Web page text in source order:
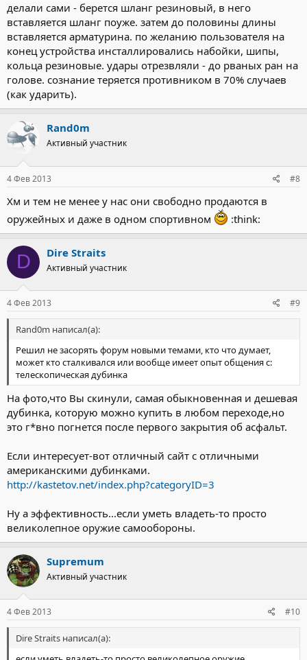
делали сами - берется шланг резиновый, в него
вставляется шланг поуже. затем до половины длины
вставляется арматурина. по желанию пользователя на
конец устройства инсталлировались набойки, шипы,
кольца резиновые. удары отрезвляли - до рваных ран на
голове. сознание теряется противником в 70% случаев
(как ударить).
Rand0m
Активный участник
4 Фев 2013 #8
Хм и тем не менее у нас они свободно продаются в
оружейных и даже в одном спортивном
:think:
D Dire Straits
Активный участник
4 Фев 2013 #9
Rand0m написал(а):
Решил не засорять форум новыми темами, кто что думает,
может кто сталкивался или вообще имеет опыт общения с:
телескопическая дубинка
На фото,что Вы скинули, самая обыкновенная и дешевая
дубинка, которую можно купить в любом переходе,но
это г*вно погнется после первого закрытия об асфальт.
Если интересует-вот отличный сайт с отличными
американскими дубинками.
http://kastetov.net/index.php?categoryID=3
Ну а эффективность...если уметь владеть-то просто
великолепное оружие самообороны.
Supremum
Активный участник
4 Фев 2013 #10
Dire Straits написал(а):